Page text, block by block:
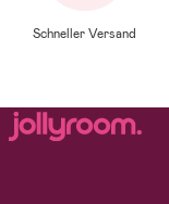
Schneller Versand